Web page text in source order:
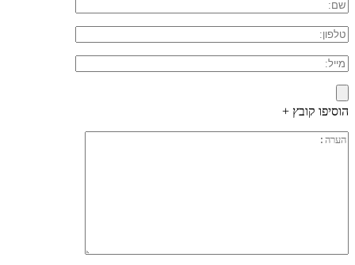
הוסיפו קובץ +